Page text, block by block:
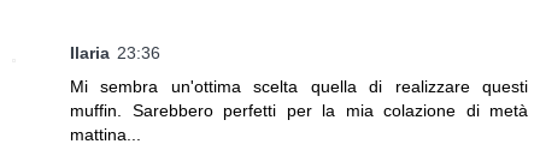
Ilaria 23:36
Mi sembra un'ottima scelta quella di realizzare questi
muffin. Sarebbero perfetti per la mia colazione di metà
mattina...